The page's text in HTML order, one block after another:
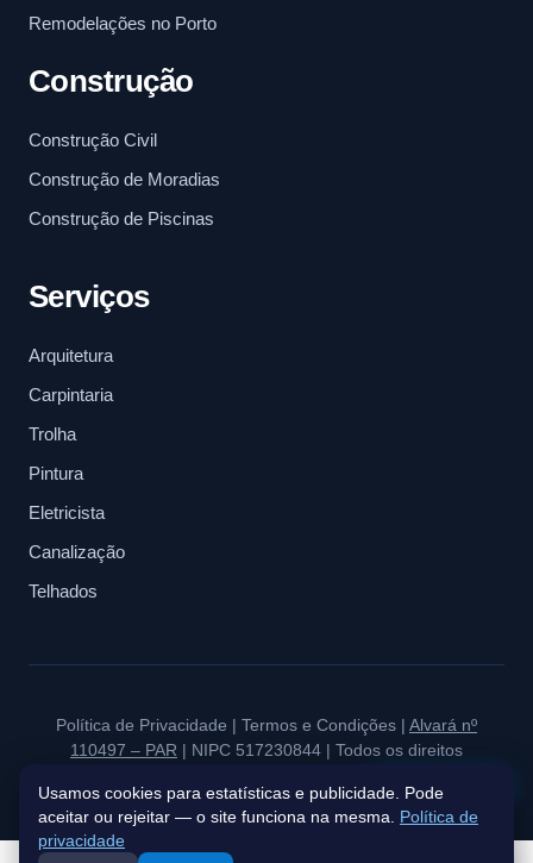
Remodelações no Porto
Construção
Construção Civil
Construção de Moradias
Construção de Piscinas
Serviços
Arquitetura
Carpintaria
Trolha
Pintura
Eletricista
Canalização
Telhados
Política de Privacidade | Termos e Condições | Alvará nº
110497 – PAR | NIPC 517230844 | Todos os direitos
Fale connosco
Usamos cookies para estatísticas e publicidade. Pode
aceitar ou rejeitar — o site funciona na mesma. Política de
privacidade